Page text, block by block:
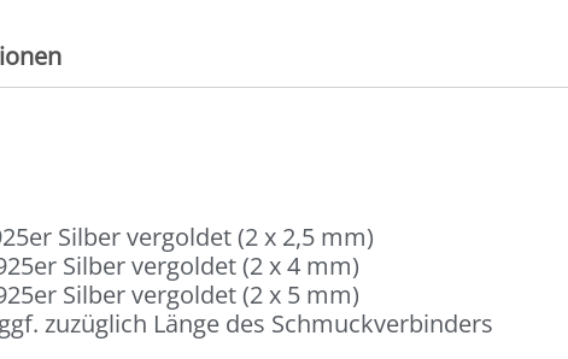
Silber vergoldet (2 x 2,5 mm)
Silber vergoldet (2 x 4 mm)
Silber vergoldet (2 x 5 mm)
zuzüglich Länge des Schmuckverbinders